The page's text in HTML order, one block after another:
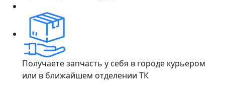
Получаете запчасть у себя в городе курьером
или в ближайшем отделении ТК